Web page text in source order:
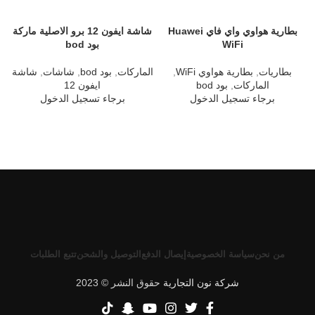
بطارية هواوي واي فاي Huawei
WiFi
بطاريات, بطارية هواوي WiFi
,
الماركات, بود bod
برجاء تسجيل الدخول
شاشة ايفون 12 برو الاصلية ماركة
بود bod
الماركات, بود bod , شاشات, شاشة
ايفون 12
برجاء تسجيل الدخول
من نحنسياسة الخصوصية إيصال الدفع التوصيل والشحنتتبع الطلبات
شركة نون التجارية حقوق النشر © 2023